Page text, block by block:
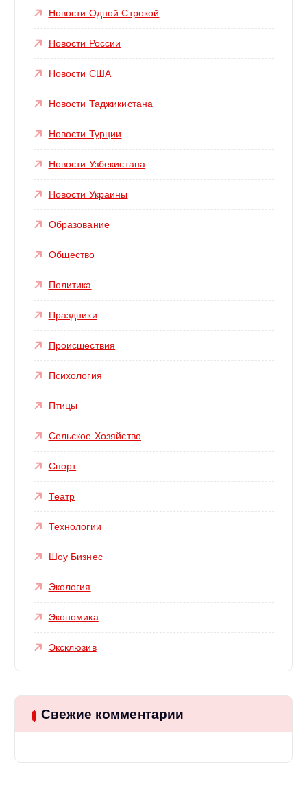
Новости Одной Строкой
Новости России
Новости США
Новости Таджикистана
Новости Турции
Новости Узбекистана
Новости Украины
Образование
Общество
Политика
Праздники
Происшествия
Психология
Птицы
Сельское Хозяйство
Спорт
Театр
Технологии
Шоу Бизнес
Экология
Экономика
Эксклюзив
Свежие комментарии